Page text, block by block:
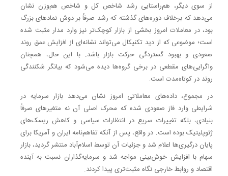
از سوی دیگر، هم‌راستایی رشد شاخص کل و شاخص هم‌وزن نشان
می‌دهد که برخلاف دوره‌های گذشته که رشد صرفاً بر دوش نمادهای بزرگ
بود، در معاملات امروز بخشی از بازار کوچک‌تر نیز وارد مدار مثبت شده
است؛ موضوعی که از دید تکنیکال می‌تواند نشانه‌ای از افزایش عمق روند
صعودی و بهبود گستردگی حرکت بازار باشد. با این حال، همچنان
واگرایی‌های مقطعی در برخی گروه‌ها دیده می‌شود که بیانگر شکنندگی
روند در کوتاه‌مدت است.
در مجموع، داده‌های معاملاتی امروز نشان می‌دهد بازار سرمایه در
شرایطی وارد فاز صعودی شده که محرک اصلی آن نه متغیرهای صرفاً
بنیادی، بلکه تغییرات سریع در انتظارات سیاسی و کاهش ریسک‌های
ژئوپلیتیک بوده است. در واقع، پس از آنکه تفاهم‌نامه ایران و آمریکا برای
پایان درگیری‌ها اعلام شد و جزئیات آن توسط اسلام‌آباد منتشر گردید، بازار
سهام با افزایش خوش‌بینی مواجه شد و سرمایه‌گذاران نسبت به آینده
اقتصاد و روابط خارجی نگاه مثبت‌تری پیدا کردند.